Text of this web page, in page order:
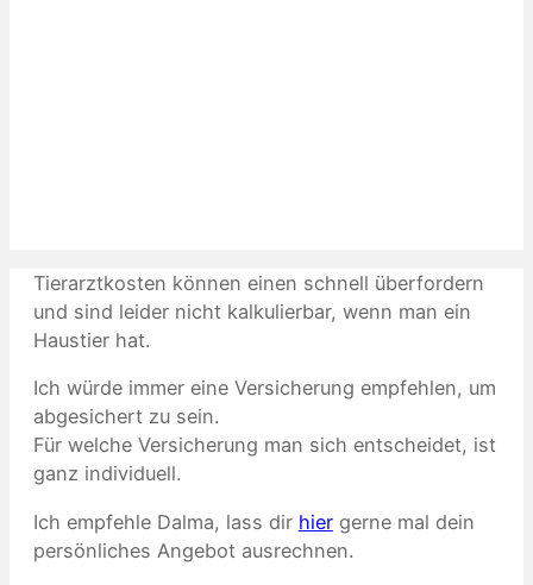
Tierarztkosten können einen schnell überfordern
und sind leider nicht kalkulierbar, wenn man ein
Haustier hat.
Ich würde immer eine Versicherung empfehlen, um
abgesichert zu sein.
Für welche Versicherung man sich entscheidet, ist
ganz individuell.
Ich empfehle Dalma, lass dir hiergerne mal dein
persönliches Angebot ausrechnen.